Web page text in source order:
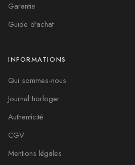
Garantie
Guide d'achat
INFORMATIONS
Qui sommes-nous
Journal horloger
Authenticité
CGV
Mentions légales